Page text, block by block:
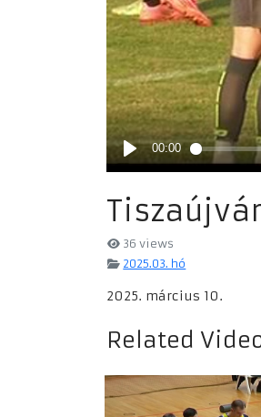
36 views
2025.03. hó
2025. március 10.
Related